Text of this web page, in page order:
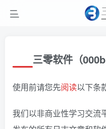
三零软件（
使用前请您先阅读以下条
我们以非商业性学习交流